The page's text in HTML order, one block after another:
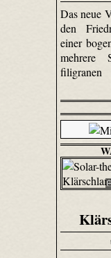
Das neue
den
einer
mehrere
filigranen